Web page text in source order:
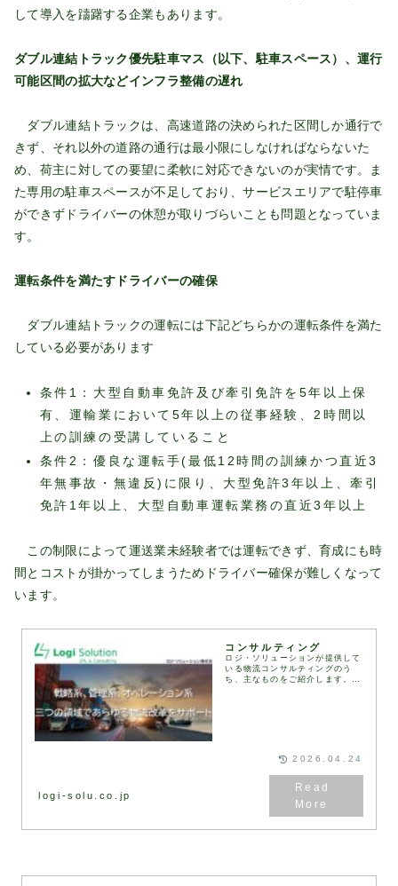
して導入を躊躇する企業もあります。
ダブル連結トラック優先駐車マス（以下、駐車スペース）、運行
可能区間の拡大などインフラ整備の遅れ
ダブル連結トラックは、高速道路の決められた区間しか通行で
きず、それ以外の道路の通行は最小限にしなければならないた
め、荷主に対しての要望に柔軟に対応できないのが実情です。ま
た専用の駐車スペースが不足しており、サービスエリアで駐停車
ができずドライバーの休憩が取りづらいことも問題となっていま
す。
運転条件を満たすドライバーの確保
ダブル連結トラックの運転には下記どちらかの運転条件を満た
している必要があります
条件1：大型自動車免許及び牽引免許を5年以上保
有、運輸業において5年以上の従事経験、2時間以
上の訓練の受講していること
条件2：優良な運転手(最低12時間の訓練かつ直近3
年無事故・無違反)に限り、大型免許3年以上、牽引
免許1年以上、大型自動車運転業務の直近3年以上
この制限によって運送業未経験者では運転できず、育成にも時
間とコストが掛かってしまうためドライバー確保が難しくなって
います。
コンサルティング
ロジ・ソリューションが提供して
いる物流コンサルティングのう
ち、主なものをご紹介します。お
logi-solu.co.jp
2026.04.24